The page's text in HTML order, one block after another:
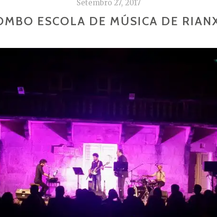
Setembro 27, 2017
ESCOLA DE MÚSICA DE